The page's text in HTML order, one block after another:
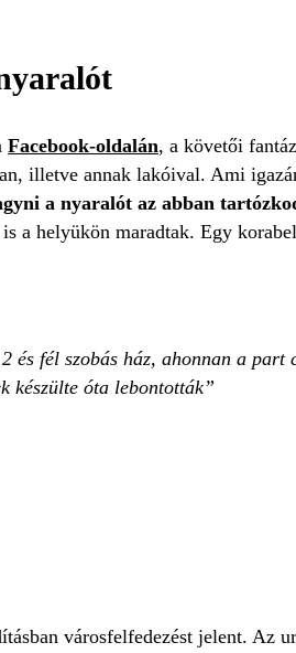
Facebook-oldalán, a követői
illetve annak lakóival. Ami
a nyaralót az abban
a helyükön maradtak. Egy
és fél szobás ház, ahonnan a
készülte óta lebontották
városfelfedezést jelent. Az